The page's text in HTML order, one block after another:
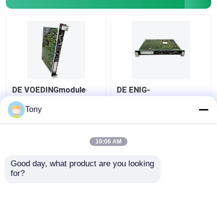
DE VOEDINGmodule
VAN GE FANUC
IS215ACLEH1AC
SPEEDTRONIC
Contacteer ons
DE ENIG-
Contacteer ons
Tony
10:06 AM
Good day, what product are you looking
for?